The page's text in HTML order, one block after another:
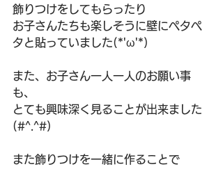
飾りつけをしてもらったり
お子さんたちも楽しそうに壁にペタペ
タと貼っていました(*'ω'*)
また、お子さん一人一人のお願い事
も、
とても興味深く見ることが出来ました
(#^.^#)
また飾りつけを一緒に作ることで